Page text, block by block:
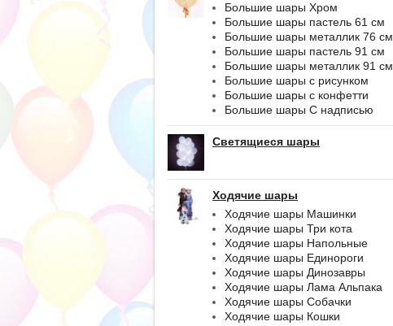
Большие шары Хром
Большие шары пастель 61 см
Большие шары металлик 76 см
Большие шары пастель 91 см
Большие шары металлик 91 см
Большие шары с рисунком
Большие шары с конфетти
Большие шары С надписью
Светящиеся шары
Ходячие шары
Ходячие шары Машинки
Ходячие шары Три кота
Ходячие шары Напольные
Ходячие шары Единороги
Ходячие шары Динозавры
Ходячие шары Лама Альпака
Ходячие шары Собачки
Ходячие шары Кошки